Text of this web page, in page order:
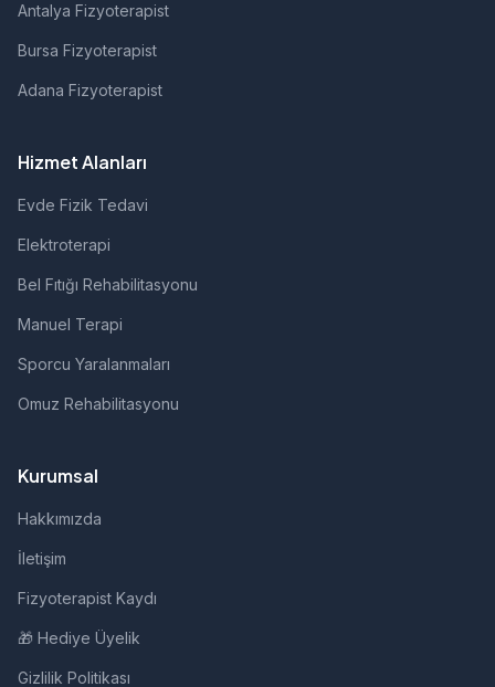
Antalya Fizyoterapist
Bursa Fizyoterapist
Adana Fizyoterapist
Hizmet Alanları
Evde Fizik Tedavi
Elektroterapi
Bel Fıtığı Rehabilitasyonu
Manuel Terapi
Sporcu Yaralanmaları
Omuz Rehabilitasyonu
Kurumsal
Hakkımızda
İletişim
Fizyoterapist Kaydı
🎁 Hediye Üyelik
Gizlilik Politikası